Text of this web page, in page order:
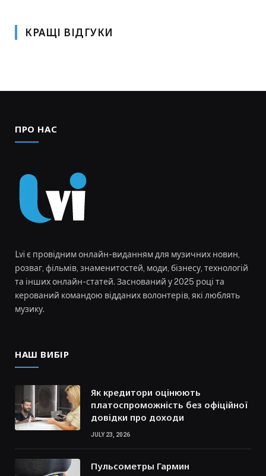
КРАЩІ ВІДГУКИ
ПРО НАС
Lvi є провідним онлайн-виданням для музичних новин,
розваг, фільмів, знаменитостей, моди, бізнесу, технологій
та інших онлайн-статей. Заснований у 2025 році та
керований командою відданих волонтерів, які люблять
музику.
НАШ ВИБІР
Як кредитори оцінюють
платоспроможність без офіційної
довідки про доходи
JULY 23, 2026
Пульсометры Гармин